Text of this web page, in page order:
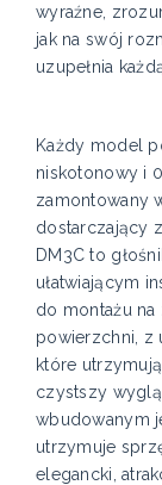
wyraźne,
jak na swój
uzupełnia
Każdy model
niskotonowy i
zamontowany
dostarczający
DM3C to
ułatwiającym
do montażu na
powierzchni, z
które
czystszy
wbudowanym
utrzymuje
elegancki,